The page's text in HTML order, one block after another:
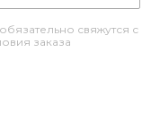
свяжутся с
заказа